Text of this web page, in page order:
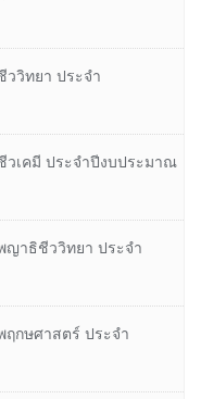
ววิทยา ประจํา
วเคมี ประจําปีงบประมาณ
ญาธิชีววิทยา ประจํา
ฤกษศาสตร์ ประจํา